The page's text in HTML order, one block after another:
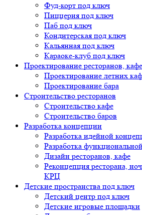
Фуд-корт под ключ
Пиццерия под ключ
Паб под ключ
Кондитерская под ключ
Кальянная под ключ
Караоке-клуб под ключ
Проектирование ресторанов, кафе
Проектирование летних
Проектирование бара
Строительство ресторанов
Строительство кафе
Строительство баров
Разработка концепции
Разработка идейной
Разработка
Дизайн ресторанов, кафе
Реконцепция ресторана,
КРЦ
Детские пространства под ключ
Детский центр под ключ
Детские игровые площадки